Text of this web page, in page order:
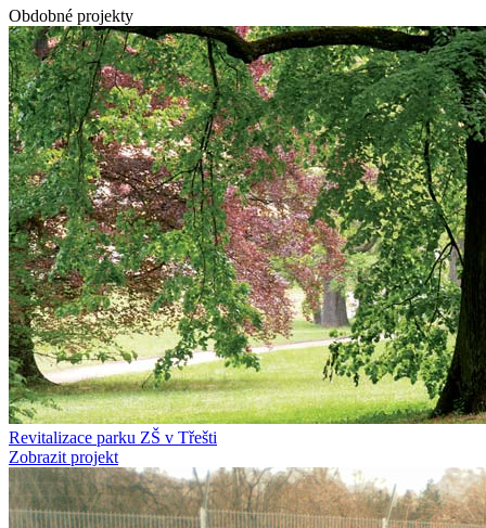
Obdobné projekty
Revitalizace parku ZŠ v Třešti
Zobrazit projekt